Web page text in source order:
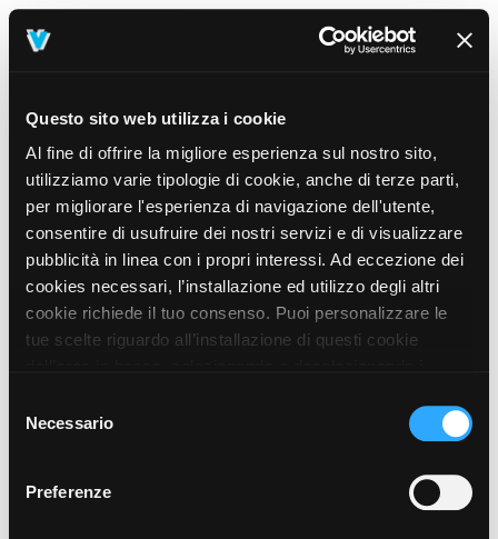
Questo sito web utilizza i cookie
Al fine di offrire la migliore esperienza sul nostro sito,
utilizziamo varie tipologie di cookie, anche di terze parti,
per migliorare l'esperienza di navigazione dell'utente,
consentire di usufruire dei nostri servizi e di visualizzare
pubblicità in linea con i propri interessi. Ad eccezione dei
cookies necessari, l’installazione ed utilizzo degli altri
cookie richiede il tuo consenso. Puoi personalizzare le
tue scelte riguardo all’installazione di questi cookie
prosegui” o decidere di accettare tutti i cookie, cliccando
sul pulsante “Accetta tutti i cookie”. Cliccando sul tasto
unicamente i cookie necessari alla navigazione. Per
delNecessario
Preferenze
404